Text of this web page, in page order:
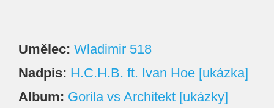
Umělec: Wladimir 518
Nadpis: H.C.H.B. ft. Ivan Hoe [ukázka]
Album: Gorila vs Architekt [ukázky]